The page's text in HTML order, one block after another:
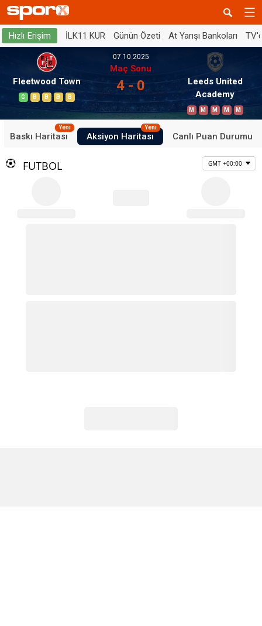
Hızlı Erişim İLK11 KUR Günün Özeti At Yarışı Bankoları
Fleetwood Town
G B B B B
07.10.2025
Maç Sonu
4 - 0
Leeds United
Academy
M M M M M
Baskı Haritası
Yeni
Aksiyon Haritası
Yeni
Canlı Puan Durumu
FUTBOL GMT +00:00